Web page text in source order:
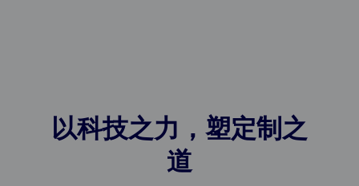
以科技之力，塑定制之
道